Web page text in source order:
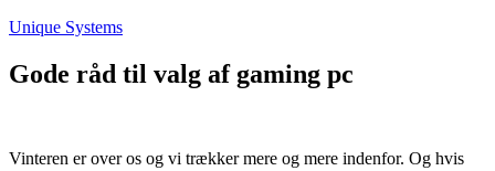
Fortsæt
indhold
Unique Systems
Gode råd til valg af gaming pc
Vinteren er over os og vi trækker mere og mere indenfor. Og hvis